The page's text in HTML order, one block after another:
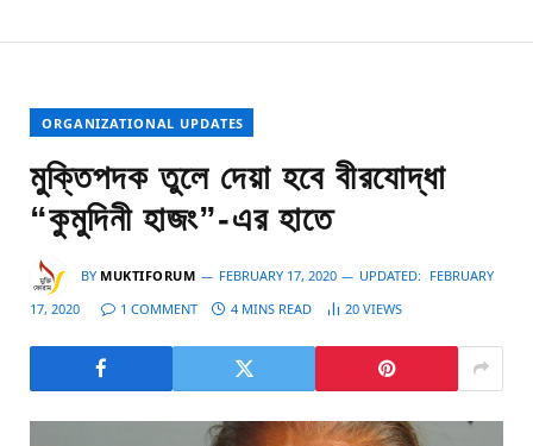
ORGANIZATIONAL UPDATES
মুক্তিপদক তুলে দেয়া হবে বীরযোদ্ধা
“কুমুদিনী হাজং”-এর হাতে
BY MUKTIFORUM FEBRUARY 17, 2020 UPDATED: FEBRUARY
17, 2020
1 COMMENT 4 MINS READ 20 VIEWS